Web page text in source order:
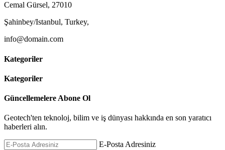
Cemal Gürsel, 27010
Şahinbey/Istanbul, Turkey,
info@domain.com
Kategoriler
Kategoriler
Güncellemelere Abone Ol
Geotech'ten teknoloj, bilim ve iş dünyası hakkında en son yaratıcı
haberleri alın.
E-Posta Adresiniz